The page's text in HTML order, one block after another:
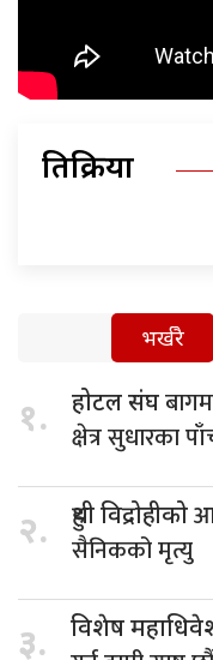
प्रतिक्रिया
भर्खरै
१. होटल संघ
क्षेत्र सुधारका
२. हुथी विद्रोहीको
सैनिकको मृत्यु
३. विशेष